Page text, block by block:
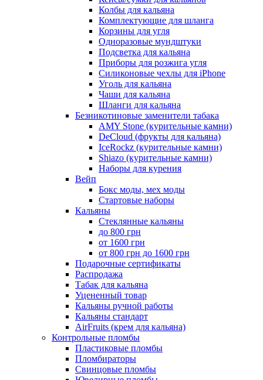
Колбы для кальяна
Комплектующие для шланга
Корзины для угля
Одноразовые мундштуки
Подсветка для кальяна
Приборы для розжига угля
Силиконовые чехлы для iPhone
Уголь для кальяна
Чаши для кальяна
Шланги для кальяна
Безникотиновые заменители табака
AMY Stone (курительные камни)
DeCloud (фрукты для кальяна)
IceRockz (курительные камни)
Shiazo (курительные камни)
Наборы для курения
Вейп
Бокс моды, мех моды
Стартовые наборы
Кальяны
Стеклянные кальяны
до 800 грн
от 1600 грн
от 800 грн до 1600 грн
Подарочные сертификаты
Распродажа
Табак для кальяна
Уцененный товар
Кальяны ручной работы
Кальяны стандарт
AirFruits (крем для кальяна)
Контрольные пломбы
Пластиковые пломбы
Пломбираторы
Свинцовые пломбы